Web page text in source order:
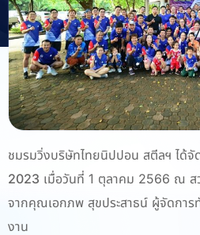
ชมรมวิ่งบริษัทไทยนิปปอน สตีลฯ ได้จั
2023 เมื่อวันที่ 1 ตุลาคม 2566 ณ ส
จากคุณเอกภพ สุขประสาธน์ ผู้จัดการ
งาน